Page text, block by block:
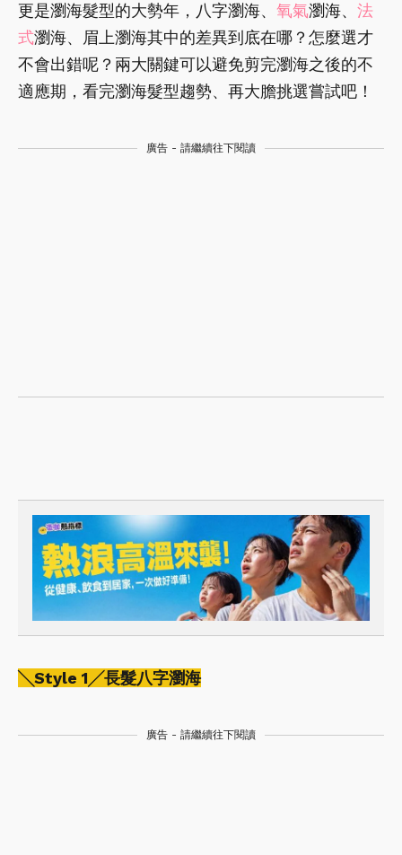
更是瀏海髮型的大勢年，八字瀏海、 氧氣瀏海、 法
式瀏海、眉上瀏海其中的差異到底在哪？怎麼選才
不會出錯呢？兩大關鍵可以避免剪完瀏海之後的不
適應期，看完瀏海髮型趨勢、再大膽挑選嘗試吧！
廣告 - 請繼續往下閱讀
╲Style 1╱長髮八字瀏海
廣告 - 請繼續往下閱讀